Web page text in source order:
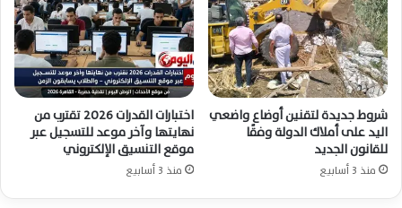
شروط جديدة لتقنين أوضاع واضعي
اليد على أملاك الدولة وفقًا
للقانون الجديد
منذ 3 أسابيع
اختبارات القدرات 2026 تقترب من
نهايتها وآخر موعد للتسجيل عبر
موقع التنسيق الإلكتروني
منذ 3 أسابيع